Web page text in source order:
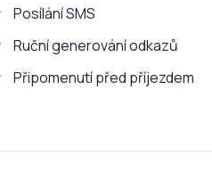
Posílání SMS
Ruční generování odkazů
Připomenutí před příjezdem